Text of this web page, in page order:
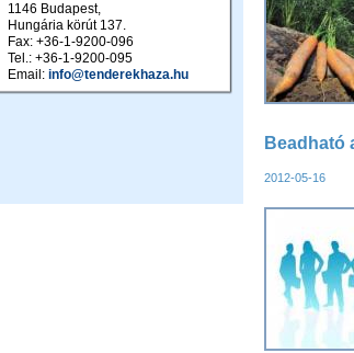
1146 Budapest,
Hungária körút 137.
Fax: +36-1-9200-096
Tel.: +36-1-9200-095
Email: info@tenderekhaza.hu
Beadható
2012-05-16